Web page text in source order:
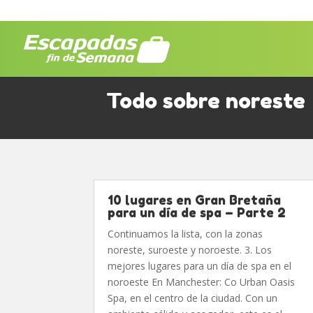
Todo sobre noreste
10 lugares en Gran Bretaña
para un día de spa – Parte 2
Continuamos la lista, con la zonas
noreste, suroeste y noroeste. 3. Los
mejores lugares para un día de spa en el
noroeste En Manchester: Co Urban Oasis
Spa, en el centro de la ciudad. Con un